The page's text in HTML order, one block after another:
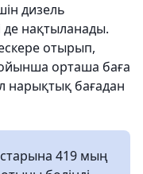
дизель
де нақтыланады.
отырып,
орташа баға
нарықтық бағадан
419 мың